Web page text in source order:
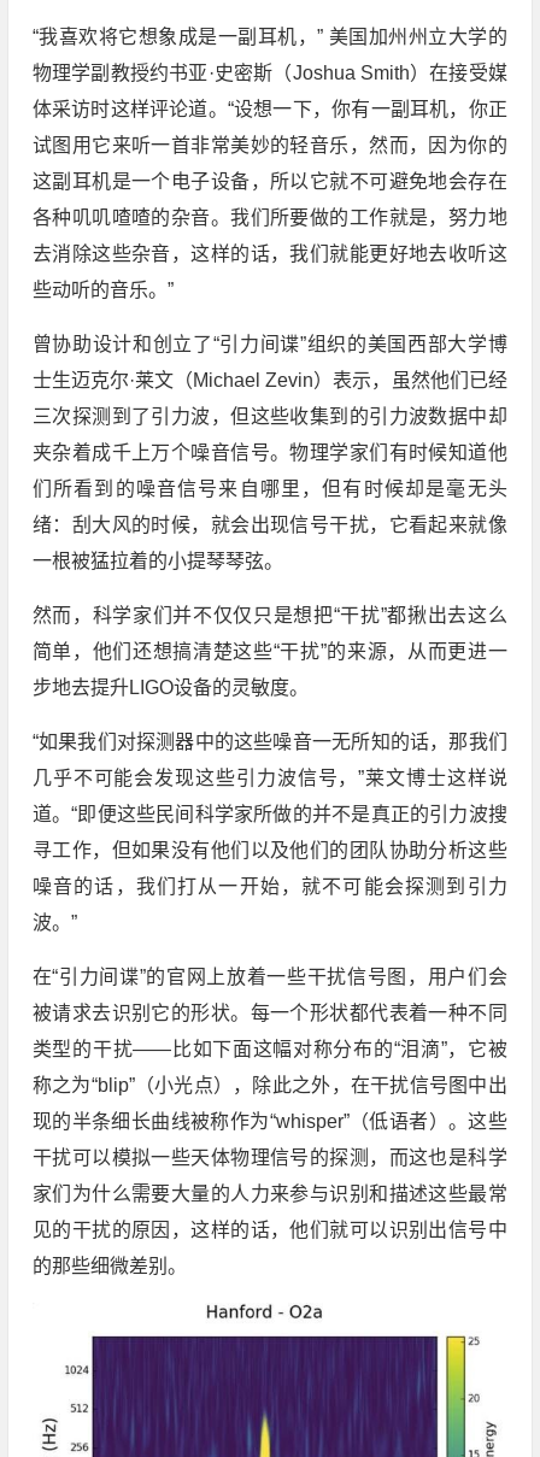
“我喜欢将它想象成是一副耳机，” 美国加州州立大学的
物理学副教授约书亚·史密斯（Joshua Smith）在接受媒
体采访时这样评论道。“设想一下，你有一副耳机，你正
试图用它来听一首非常美妙的轻音乐，然而，因为你的
这副耳机是一个电子设备，所以它就不可避免地会存在
各种叽叽喳喳的杂音。我们所要做的工作就是，努力地
去消除这些杂音，这样的话，我们就能更好地去收听这
些动听的音乐。”
曾协助设计和创立了“引力间谍”组织的美国西部大学博
士生迈克尔·莱文（Michael Zevin）表示，虽然他们已经
三次探测到了引力波，但这些收集到的引力波数据中却
夹杂着成千上万个噪音信号。物理学家们有时候知道他
们所看到的噪音信号来自哪里，但有时候却是毫无头
绪：刮大风的时候，就会出现信号干扰，它看起来就像
一根被猛拉着的小提琴琴弦。
然而，科学家们并不仅仅只是想把“干扰”都揪出去这么
简单，他们还想搞清楚这些“干扰”的来源，从而更进一
步地去提升LIGO设备的灵敏度。
“如果我们对探测器中的这些噪音一无所知的话，那我们
几乎不可能会发现这些引力波信号，”莱文博士这样说
道。“即便这些民间科学家所做的并不是真正的引力波搜
寻工作，但如果没有他们以及他们的团队协助分析这些
噪音的话，我们打从一开始，就不可能会探测到引力
波。”
在“引力间谍”的官网上放着一些干扰信号图，用户们会
被请求去识别它的形状。每一个形状都代表着一种不同
类型的干扰——比如下面这幅对称分布的“泪滴”，它被
称之为“blip”（小光点），除此之外，在干扰信号图中出
现的半条细长曲线被称作为“whisper”（低语者）。这些
干扰可以模拟一些天体物理信号的探测，而这也是科学
家们为什么需要大量的人力来参与识别和描述这些最常
见的干扰的原因，这样的话，他们就可以识别出信号中
的那些细微差别。